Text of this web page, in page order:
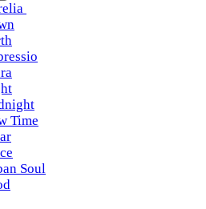
Time
Soul